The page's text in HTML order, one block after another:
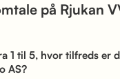
på Rjukan
1 til 5, hvor tilfreds er
AS?